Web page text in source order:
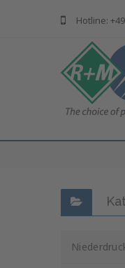
Hotline: